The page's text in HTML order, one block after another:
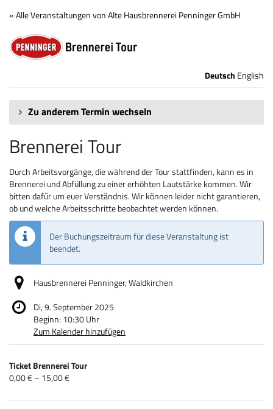
Zum
Haupt-
Inhalt
springen
« Alle Veranstaltungen von Alte Hausbrennerei Penninger GmbH
Brennerei
Tour Deutsch English
Zu anderem Termin wechseln
Brennerei Tour
Durch Arbeitsvorgänge, die während der Tour stattfinden, kann es in
Brennerei und Abfüllung zu einer erhöhten Lautstärke kommen. Wir
bitten dafür um euer Verständnis. Wir können leider nicht garantieren,
ob und welche Arbeitsschritte beobachtet werden können.
Der Buchungszeitraum für diese Veranstaltung ist
beendet.
Hausbrennerei Penninger, Waldkirchen
Di, 9. September 2025
Beginn: 10:30Uhr
Zum Kalender hinzufügen
Produkte
Unkategorisierte
Produkte
Ticket Brennerei Tour
von
bis
0,00 € – 15,00 €